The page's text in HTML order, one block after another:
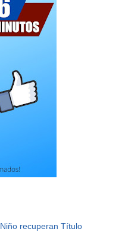
recuperan Título